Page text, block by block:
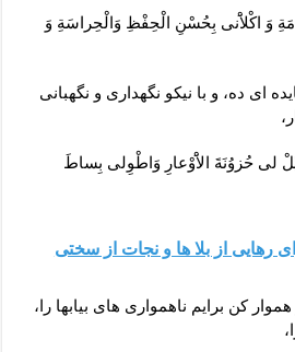
وَ اكْلاَْنى بِحُسْنِ الْحِفْظِ وَالْحِراسَةِ وَ
اى‏ ده، و با نيكو نگهدارى و نگهبانى
لى حُزوُنَةَ الاَْوْعارِ وَاطْوِلى بِساطَ
رهایی از بلا ها و نجات از سختی
كن برايم ناهموارى ‏هاى بيابها را،